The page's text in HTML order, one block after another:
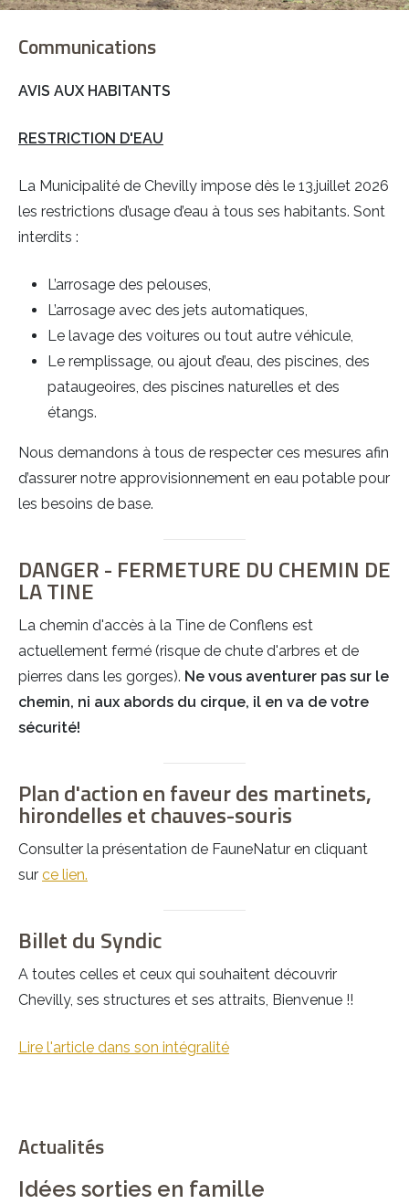
Communications
AVIS AUX HABITANTS
RESTRICTION D'EAU
La Municipalité de Chevilly impose dès le 13.juillet 2026
les restrictions d’usage d’eau à tous ses habitants. Sont
interdits :
L’arrosage des pelouses,
L’arrosage avec des jets automatiques,
Le lavage des voitures ou tout autre véhicule,
Le remplissage, ou ajout d’eau, des piscines, des
pataugeoires, des piscines naturelles et des
étangs.
Nous demandons à tous de respecter ces mesures afin
d’assurer notre approvisionnement en eau potable pour
les besoins de base.
DANGER - FERMETURE DU CHEMIN DE
LA TINE
La chemin d'accès à la Tine de Conflens est
actuellement fermé (risque de chute d'arbres et de
pierres dans les gorges). Ne vous aventurer pas sur le
chemin, ni aux abords du cirque, il en va de votre
sécurité!
Plan d'action en faveur des martinets,
hirondelles et chauves-souris
Consulter la présentation de FauneNatur en cliquant
sur ce lien.
Billet du Syndic
A toutes celles et ceux qui souhaitent découvrir
Chevilly, ses structures et ses attraits, Bienvenue !!
Lire l'article dans son intégralité
Actualités
Idées sorties en famille
Sign in with a passkey
Connexion